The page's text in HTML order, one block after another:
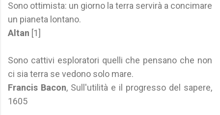
Sono ottimista: un giorno la terra servirà a concimare
un pianeta lontano.
Altan [1]
Sono cattivi esploratori quelli che pensano che non
ci sia terra se vedono solo mare.
Francis Bacon, Sull'utilità e il progresso del sapere,
1605